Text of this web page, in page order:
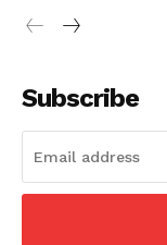
Subscribe